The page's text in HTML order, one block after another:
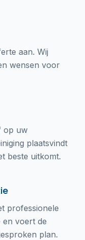
aan. Wij
wensen voor
op uw
plaatsvindt
beste uitkomt.
professionele
voert de
plan.